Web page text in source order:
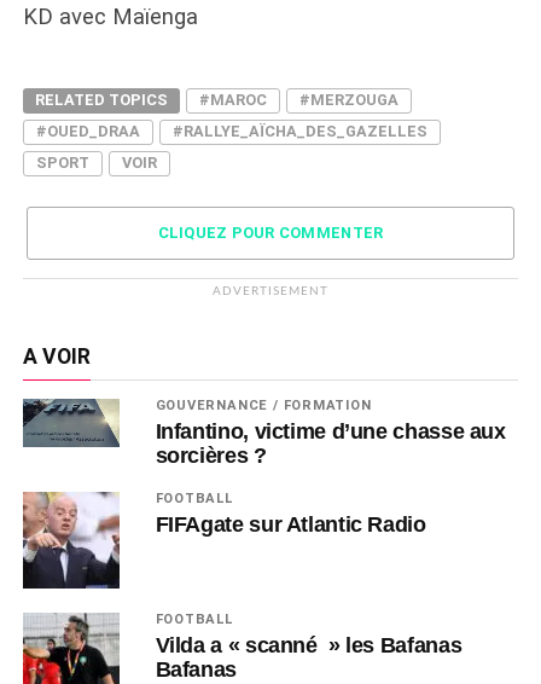
KD avec Maïenga
RELATED TOPICS #MAROC
#MERZOUGA
#OUED_DRAA
#RALLYE_AÏCHA_DES_GAZELLES
SPORT
VOIR
CLIQUEZ POUR COMMENTER
ADVERTISEMENT
A VOIR
GOUVERNANCE / FORMATION
Infantino, victime d’une chasse aux
sorcières ?
FOOTBALL
FIFAgate sur Atlantic Radio
FOOTBALL
Vilda a « scanné » les Bafanas
Bafanas